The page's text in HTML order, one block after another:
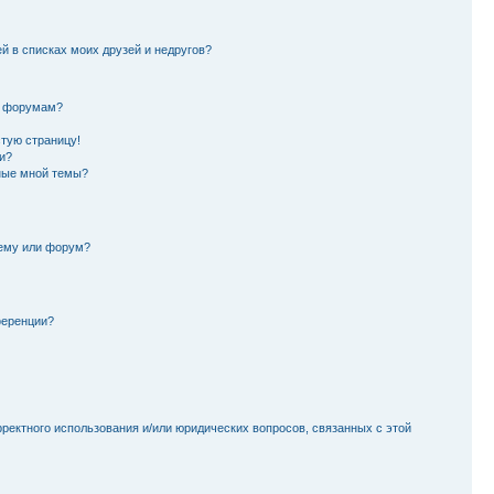
в списках моих друзей и недругов?
форумам?
страницу!
мной темы?
или форум?
использования и/или юридических вопросов, связанных с этой